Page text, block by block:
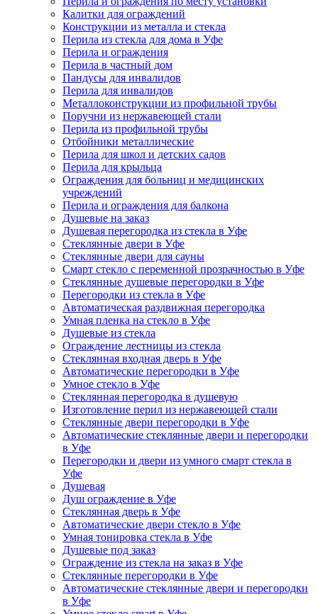
Калитки для ограждений
Конструкции из металла и стекла
Перила из стекла для дома в Уфе
Перила и ограждения
Перила в частный дом
Пандусы для инвалидов
Перила для инвалидов
Металлоконструкции из профильной трубы
Поручни из нержавеющей стали
Перила из профильной трубы
Отбойники металлические
Перила для школ и детских садов
Перила для крыльца
Ограждения для больниц и медицинских
учреждений
Перила и ограждения для балкона
Душевые на заказ
Душевая перегородка из стекла в Уфе
Стеклянные двери в Уфе
Стеклянные двери для сауны
Смарт стекло с переменной прозрачностью в Уфе
Стеклянные душевые перегородки в Уфе
Перегородки из стекла в Уфе
Автоматическая раздвижная перегородка
Умная пленка на стекло в Уфе
Душевые из стекла
Ограждение лестницы из стекла
Стеклянная входная дверь в Уфе
Автоматические перегородки в Уфе
Умное стекло в Уфе
Стеклянная перегородка в душевую
Изготовление перил из нержавеющей стали
Стеклянные двери перегородки в Уфе
Автоматические стеклянные двери и перегородки
в Уфе
Перегородки и двери из умного смарт стекла в
Уфе
Душевая
Душ ограждение в Уфе
Стеклянная дверь в Уфе
Автоматические двери стекло в Уфе
Умная тонировка стекла в Уфе
Душевые под заказ
Ограждение из стекла на заказ в Уфе
Стеклянные перегородки в Уфе
Автоматические стеклянные двери и перегородки
в Уфе